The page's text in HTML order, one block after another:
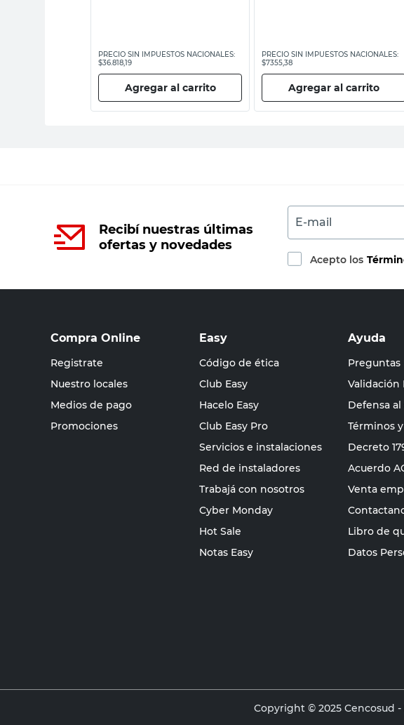
PRECIO SIN IMPUESTOS NACIONALES:
$36.818,19
Agregar al carrito
PRECIO SIN IMPUESTOS NACIONALES:
$7355,38
Agregar al carrito
Recibí nuestras últimas
ofertas y novedades
E-mail
Acepto los
Compra Online
Registrate
Nuestro locales
Medios de pago
Promociones
Easy
Código de ética
Club Easy
Hacelo Easy
Club Easy Pro
Servicios e instalaciones
Red de instaladores
Trabajá con nosotros
Cyber Monday
Hot Sale
Notas Easy
Ayuda
Preguntas
Defensa
Términos
Decreto
Acuerdo
Venta
Libro de
Datos
Copyright © 2025 Cencosud -